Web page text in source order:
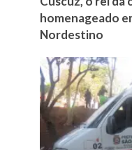
homenageado
Nordestino